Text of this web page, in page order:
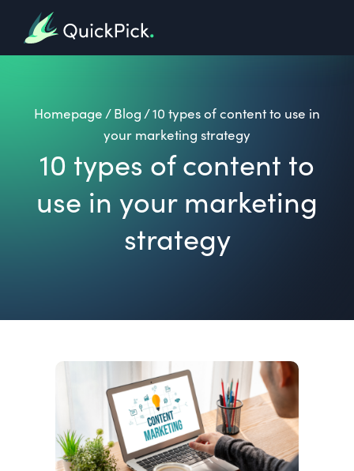
Homepage/Blog/10 types of content to use in
your marketing strategy
10 types of content to
use in your marketing
strategy